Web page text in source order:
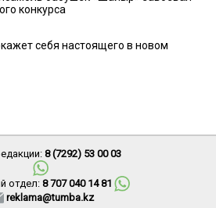
конкурса
себя настоящего в новом
8 (7292) 53 00 03
отдел: 8 707 040 14 81
reklama@tumba.kz